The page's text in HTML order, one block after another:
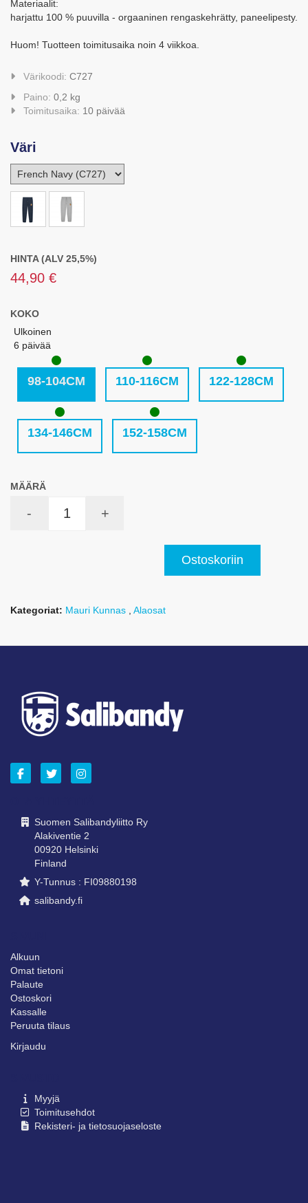
Materiaalit:
harjattu 100 % puuvilla - orgaaninen rengaskehrätty, paneelipesty.
Huom! Tuotteen toimitusaika noin 4 viikkoa.
Värikoodi: C727
Paino: 0,2 kg
Toimitusaika: 10 päivää
Väri
HINTA (ALV 25,5%)
44,90 €
KOKO
Ulkoinen
6 päivää
98-104CM 110-116CM 122-128CM
134-146CM 152-158CM
MÄÄRÄ
- +
Ostoskoriin
Kategoriat: Mauri Kunnas Alaosat
Suomen Salibandyliitto Ry
Alakiventie 2
00920 Helsinki
Finland
Y-Tunnus : FI09880198
salibandy.fi
Alkuun
Omat tietoni
Palaute
Ostoskori
Kassalle
Peruuta tilaus
Kirjaudu
Myyjä
Toimitusehdot
Rekisteri- ja tietosuojaseloste